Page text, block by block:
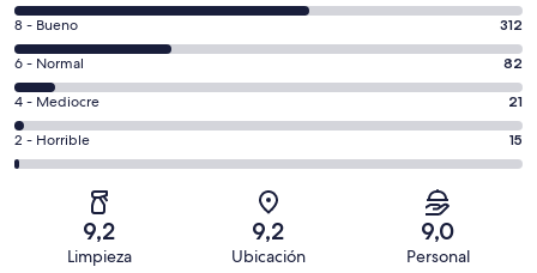
comentarios
de
un
total
de
1019
con
puntuación
312
comentarios
de
un
total
de
puntuación
8 - Bueno 312
82
comentarios
de
un
total
6 - Normal 82
21
comentarios
de
4 - Mediocre 21
15
comentarios
2 - Horrible 15
9,2
Limpieza
9,2
Ubicación
9,0
Personal